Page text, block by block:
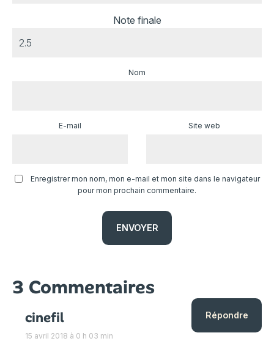
Note finale
Nom
E-mail Site web
Enregistrer mon nom, mon e-mail et mon site dans le navigateur
pour mon prochain commentaire.
3 Commentaires
cinefil
15 avril 2018 à 0 h 03 min
Répondre